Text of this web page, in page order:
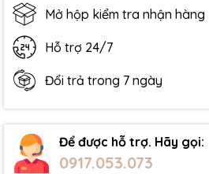
Mở hộp kiểm tra nhận hàng
Hỗ trợ 24/7
Đổi trả trong 7 ngày
Để được hỗ trợ. Hãy gọi:
0917.053.073